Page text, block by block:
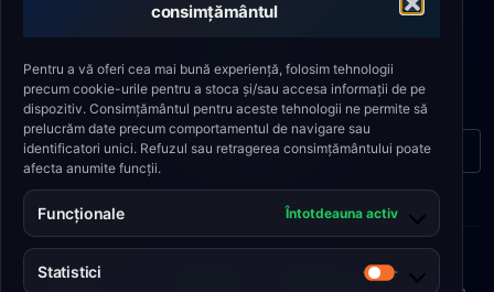
consimțământul
Pentru a vă oferi cea mai bună experiență, folosim tehnologii
precum cookie-urile pentru a stoca și/sau accesa informații de pe
dispozitiv. Consimțământul pentru aceste tehnologii ne permite să
prelucrăm date precum comportamentul de navigare sau
identificatori unici. Refuzul sau retragerea consimțământului poate
afecta anumite funcții.
Funcționale Întotdeauna activ
Statistici
Statistici
+48 790 336 664
biuro@eshield.pl
Formular de contact